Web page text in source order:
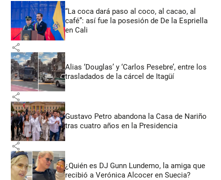
“La coca dará paso al coco, al cacao, al
café”: así fue la posesión de De la Espriella
en Cali
share
Alias ‘Douglas’ y ‘Carlos Pesebre’, entre los
trasladados de la cárcel de Itagüí
share
Gustavo Petro abandona la Casa de Nariño
tras cuatro años en la Presidencia
share
¿Quién es DJ Gunn Lundemo, la amiga que
recibió a Verónica Alcocer en Suecia?